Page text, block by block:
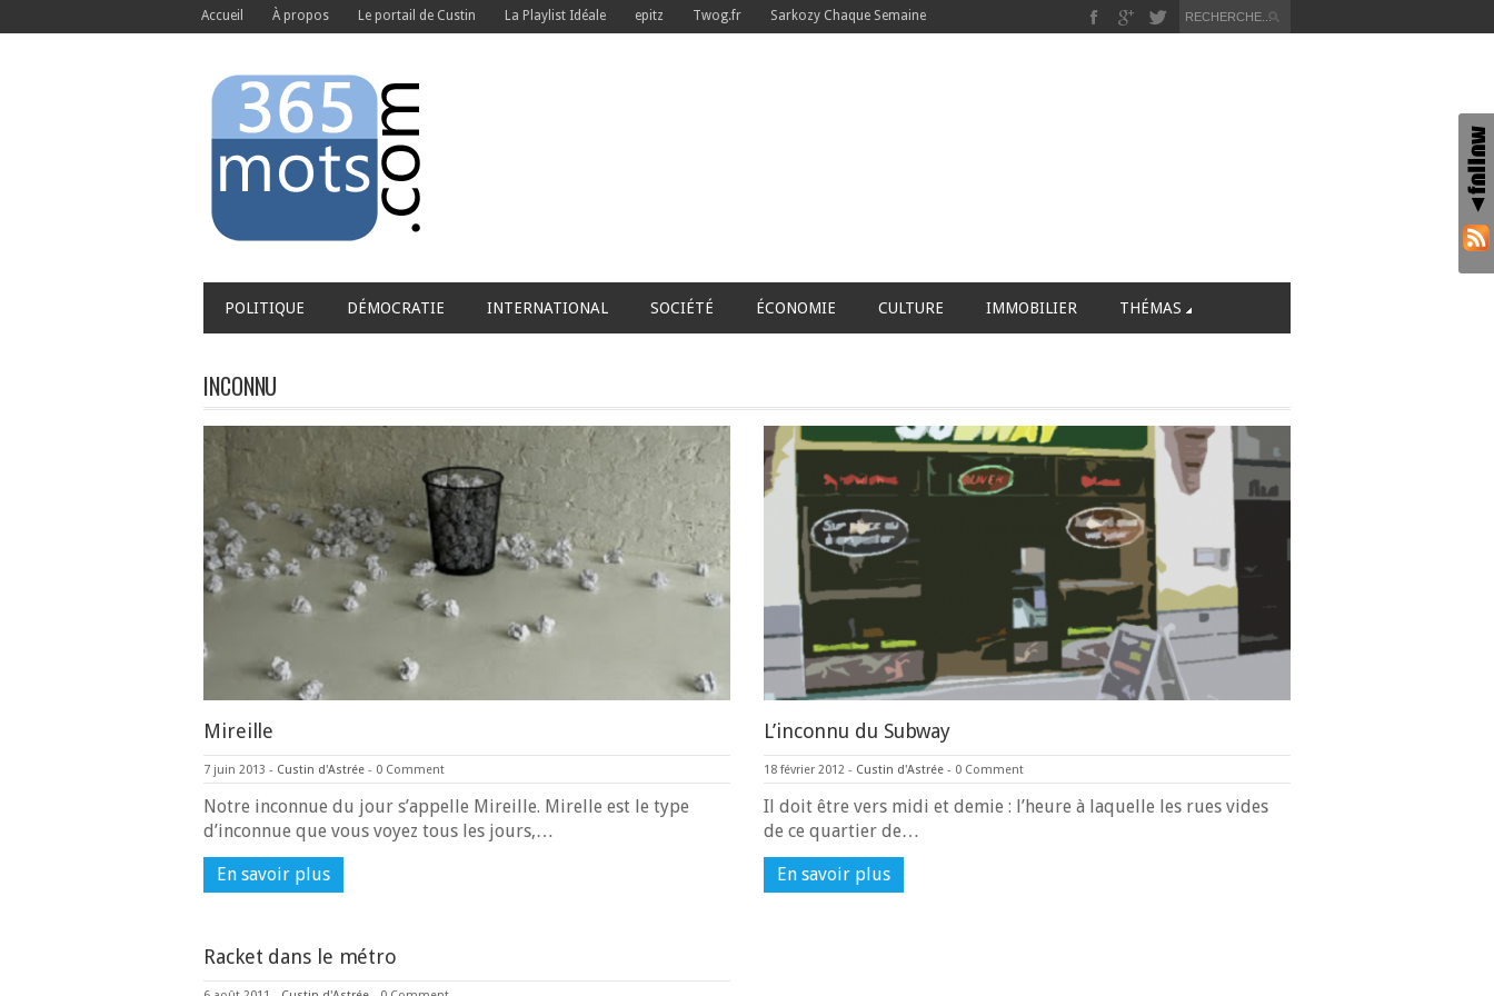
Accueil À propos Le portail de Custin La Playlist Idéale epitz Twog.fr Sarkozy Chaque Semaine
POLITIQUE DÉMOCRATIE INTERNATIONAL SOCIÉTÉ ÉCONOMIE CULTURE IMMOBILIER THÉMAS
INCONNU
Mireille
7 juin 2013 - Custin d'Astrée - 0 Comment
Notre inconnue du jour s’appelle Mireille. Mirelle est le type
d’inconnue que vous voyez tous les jours,…
En savoir plus
L’inconnu du Subway
18 février 2012 - Custin d'Astrée - 0 Comment
Il doit être vers midi et demie : l’heure à laquelle les rues vides
de ce quartier de…
En savoir plus
Racket dans le métro